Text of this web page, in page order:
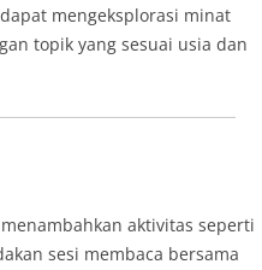
mengeksplorasi minat
topik yang sesuai usia dan
aktivitas seperti
sesi membaca bersama